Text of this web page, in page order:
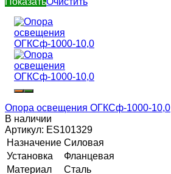
Опора освещения ОГКСф-1000-10,0
В наличии
Артикул: ES101329
Назначение Силовая
Установка
Фланцевая
Материал
Сталь